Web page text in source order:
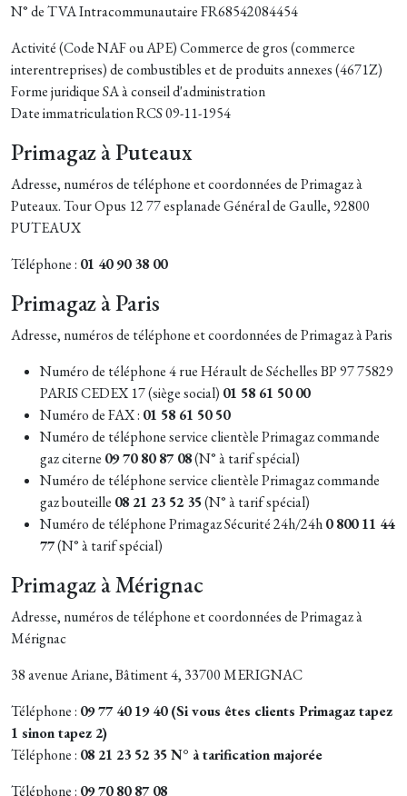
N° de TVA Intracommunautaire FR68542084454
Activité (Code NAF ou APE) Commerce de gros (commerce
interentreprises) de combustibles et de produits annexes (4671Z)
Forme juridique SA à conseil d'administration
Date immatriculation RCS 09-11-1954
Primagaz à Puteaux
Adresse, numéros de téléphone et coordonnées de Primagaz à
Puteaux. Tour Opus 12 77 esplanade Général de Gaulle, 92800
PUTEAUX
Téléphone : 01 40 90 38 00
Primagaz à Paris
Adresse, numéros de téléphone et coordonnées de Primagaz à Paris
Numéro de téléphone 4 rue Hérault de Séchelles BP 97 75829
PARIS CEDEX 17 (siège social) 01 58 61 50 00
Numéro de FAX : 01 58 61 50 50
Numéro de téléphone service clientèle Primagaz commande
gaz citerne 09 70 80 87 08(N° à tarif spécial)
Numéro de téléphone service clientèle Primagaz commande
gaz bouteille 08 21 23 52 35(N° à tarif spécial)
Numéro de téléphone Primagaz Sécurité 24h/24h0 800 11 44
77(N° à tarif spécial)
Primagaz à Mérignac
Adresse, numéros de téléphone et coordonnées de Primagaz à
Mérignac
38 avenue Ariane, Bâtiment 4, 33700 MERIGNAC
Téléphone : 09 77 40 19 40 (Si vous êtes clients Primagaz tapez
1 sinon tapez 2)
Téléphone : 08 21 23 52 35 N° à tarification majorée
Téléphone : 09 70 80 87 08